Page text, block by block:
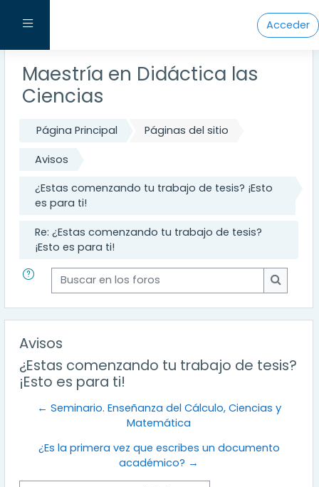
Panel lateral Acceder
Maestría en Didáctica las
Ciencias
Página Principal Páginas del sitio
Avisos
¿Estas comenzando tu trabajo de tesis? ¡Esto
es para ti!
Re: ¿Estas comenzando tu trabajo de tesis?
¡Esto es para ti!
Buscar en los foros
Buscar
Avisos
¿Estas comenzando tu trabajo de tesis?
¡Esto es para ti!
← Seminario. Enseñanza del Cálculo, Ciencias y
Matemática
¿Es la primera vez que escribes un documento
académico? →